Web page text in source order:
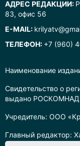
Наименование
Свидетельство о
выдано
Учредитель: ООО
Главный редактор:
АДРЕС РЕДАКЦИИ:
83, офис 56
E-MAIL:
ТЕЛЕФОН: +7 (960)